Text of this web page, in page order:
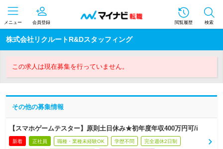
メニュー 会員登録 閲覧履歴 検索
株式会社リクルートR&Dスタッフィング
この求人は現在募集を行っていません。
その他の募集情報
【スマホゲームテスター】原則土日休み★初年度年収400万円可/i
新着 正社員 職種・業種未経験OK 学歴不問 完全週休2日制